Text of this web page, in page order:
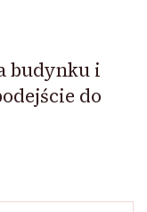
budynku i
do